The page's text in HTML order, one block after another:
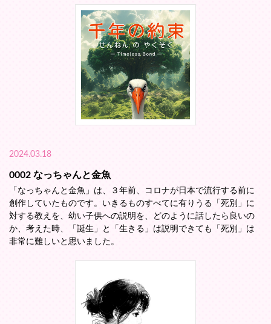
2024.03.18
0002 なっちゃんと金魚
「なっちゃんと金魚」は、３年前、コロナが日本で流行する前に
創作していたものです。いきるものすべてに有りうる「死別」に
対する教えを、幼い子供への説明を、どのように話したら良いの
か、考えた時、「誕生」と「生きる」は説明できても「死別」は
非常に難しいと思いました。